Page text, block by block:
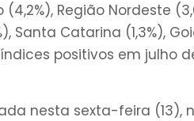
Região Nordeste
Santa Catarina (1,3%),
positivos em julho
nesta sexta-feira (13),